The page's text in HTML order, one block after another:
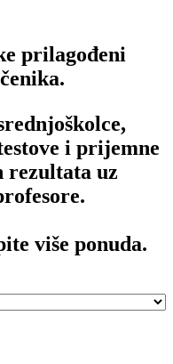
prilagođeni
i prijemne
rezultata uz
više ponuda.